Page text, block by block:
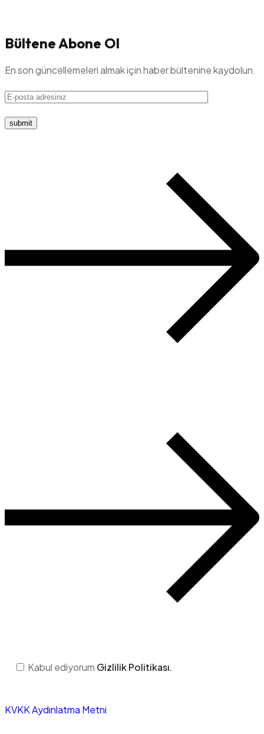
Bültene Abone Ol
En son güncellemeleri almak için haber bültenine kaydolun.
Kabul ediyorum Gizlilik Politikası.
KVKK Aydınlatma Metni